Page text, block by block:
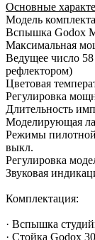
Основные
Модель
Вспышка Godox
Максимальная
Ведущее число
рефлектором)
Цветовая
Регулировка
Длительность
Моделирующая
Режимы
выкл.
Регулировка
Звуковая
Комплектация:
· Вспышка
· Стойка Godox